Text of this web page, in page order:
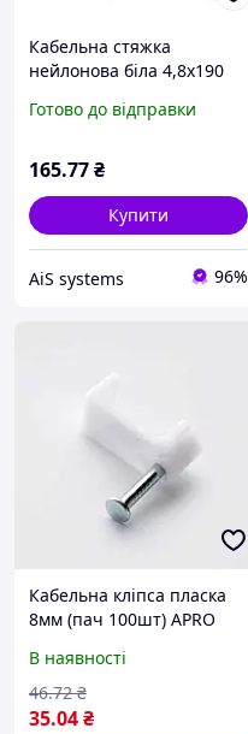
Кабельна стяжка
нейлонова біла 4,8x190
головкою)
Готово до відправки
165.77₴
Купити
AiS systems 96%
Кабельна кліпса пласка
8мм (пач 100шт) APRO
В наявності
35.04₴
46.72 ₴